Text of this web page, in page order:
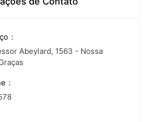
Abeylard, 1563 - Nossa